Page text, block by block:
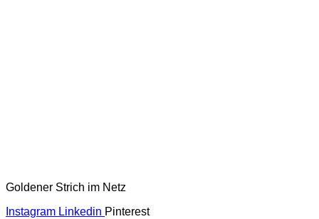
Goldener Strich im Netz
Instagram Linkedin Pinterest